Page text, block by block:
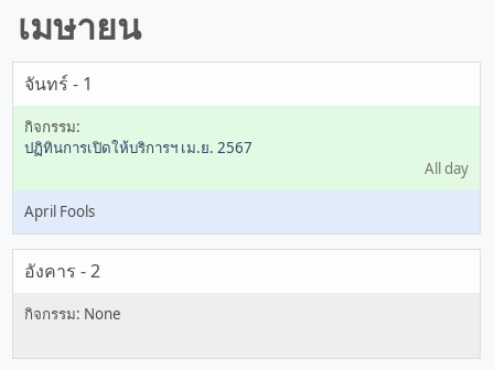
เมษายน
จันทร์ - 1
ปฏิทินการเปิดให้บริการฯ เม.ย. 2567
All day
April Fools
อังคาร - 2